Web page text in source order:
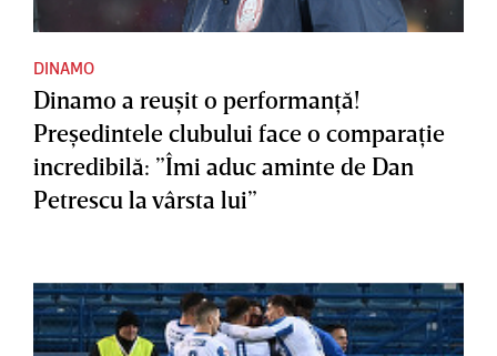
DINAMO
Dinamo a reuşit o performanţă!
Preşedintele clubului face o comparaţie
incredibilă: ”Îmi aduc aminte de Dan
Petrescu la vârsta lui”